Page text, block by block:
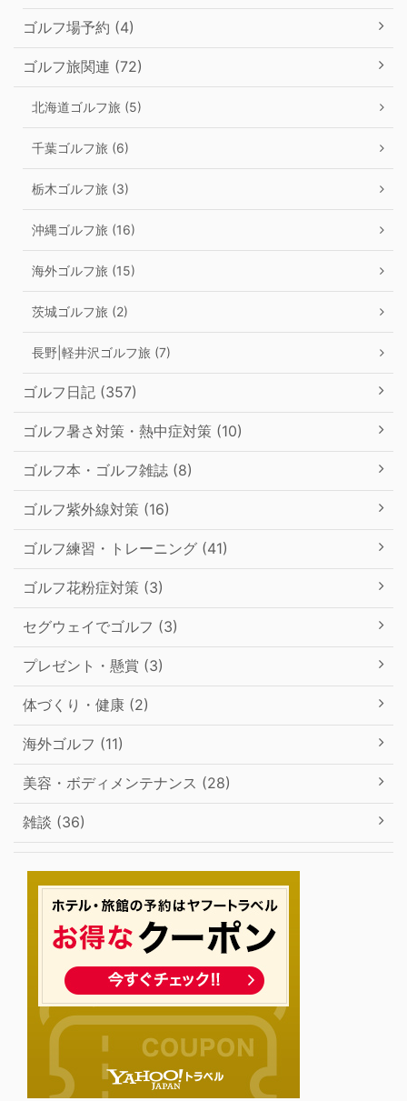
ゴルフ場予約 (4)
ゴルフ旅関連 (72)
北海道ゴルフ旅 (5)
千葉ゴルフ旅 (6)
栃木ゴルフ旅 (3)
沖縄ゴルフ旅 (16)
海外ゴルフ旅 (15)
茨城ゴルフ旅 (2)
長野|軽井沢ゴルフ旅 (7)
ゴルフ日記 (357)
ゴルフ暑さ対策・熱中症対策 (10)
ゴルフ本・ゴルフ雑誌 (8)
ゴルフ紫外線対策 (16)
ゴルフ練習・トレーニング (41)
ゴルフ花粉症対策 (3)
セグウェイでゴルフ (3)
プレゼント・懸賞 (3)
体づくり・健康 (2)
海外ゴルフ (11)
美容・ボディメンテナンス (28)
雑談 (36)